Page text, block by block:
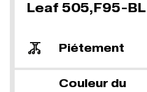
Leaf 505,F95-BL
Piétement
Couleur du